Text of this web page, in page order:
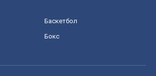
Баскетбол
Бокс